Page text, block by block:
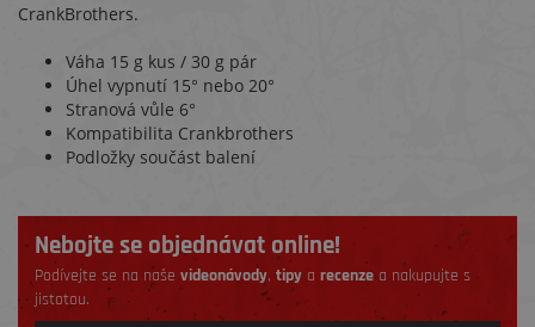
CrankBrothers.
Váha 15 g kus / 30 g pár
Úhel vypnutí 15° nebo 20°
Stranová vůle 6°
Kompatibilita Crankbrothers
Podložky součást balení
Nebojte se objednávat online!
Podívejte se na naše videonávody,tipy a recenzea nakupujte s
jistotou.